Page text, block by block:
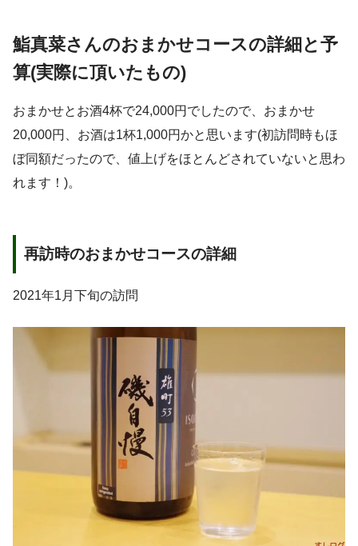
鮨真菜さんのおまかせコースの詳細と予
算(実際に頂いたもの)
おまかせとお酒4杯で24,000円でしたので、おまかせ
20,000円、お酒は1杯1,000円かと思います(初訪問時もほ
ぼ同額だったので、値上げをほとんどされていないと思わ
れます！)。
再訪時のおまかせコースの詳細
2021年1月下旬の訪問